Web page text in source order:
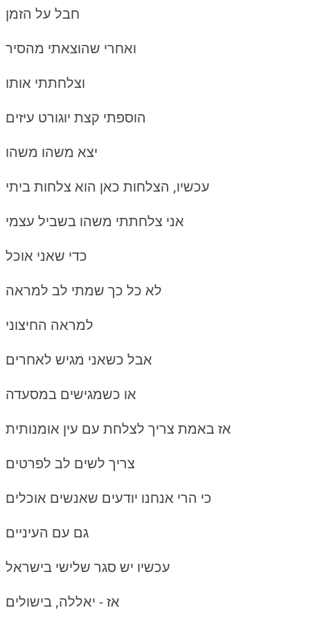
חבל על הזמן
ואחרי שהוצאתי מהסיר
וצלחתתי אותו
הוספתי קצת יוגורט עיזים
יצא משהו משהו
עכשיו, הצלחות כאן הוא צלחות ביתי
אני צלחתתי משהו בשביל עצמי
כדי שאני אוכל
לא כל כך שמתי לב למראה
למראה החיצוני
אבל כשאני מגיש לאחרים
או כשמגישים במסעדה
אז באמת צריך לצלחת עם עין אומנותית
צריך לשים לב לפרטים
כי הרי אנחנו יודעים שאנשים אוכלים
גם עם העיניים
עכשיו יש סגר שלישי בישראל
אז - יאללה, בישולים